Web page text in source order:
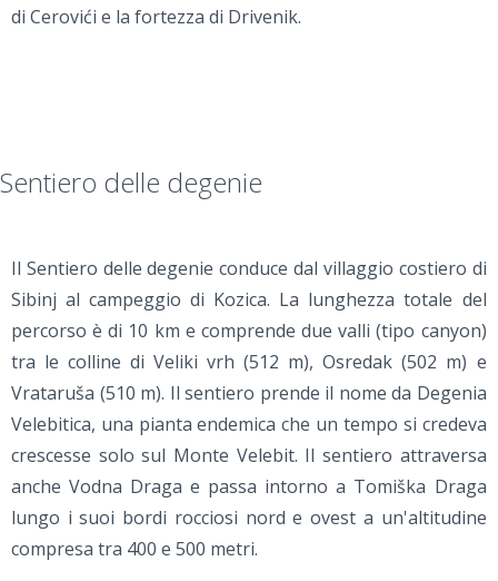
di Cerovići e la fortezza di Drivenik.
Sentiero delle degenie
Il Sentiero delle degenie conduce dal villaggio costiero di
Sibinj al campeggio di Kozica. La lunghezza totale del
percorso è di 10 km e comprende due valli (tipo canyon)
tra le colline di Veliki vrh (512 m), Osredak (502 m) e
Vrataruša (510 m). Il sentiero prende il nome da Degenia
Velebitica, una pianta endemica che un tempo si credeva
crescesse solo sul Monte Velebit. Il sentiero attraversa
anche Vodna Draga e passa intorno a Tomiška Draga
lungo i suoi bordi rocciosi nord e ovest a un'altitudine
compresa tra 400 e 500 metri.